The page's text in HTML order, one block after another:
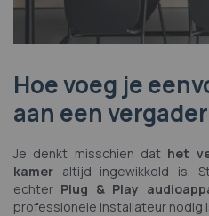
Hoe voeg je
aan een
Je denkt misschien dat het
kamer altijd ingewikkeld is.
echter Plug & Play
professionele installateur nodig